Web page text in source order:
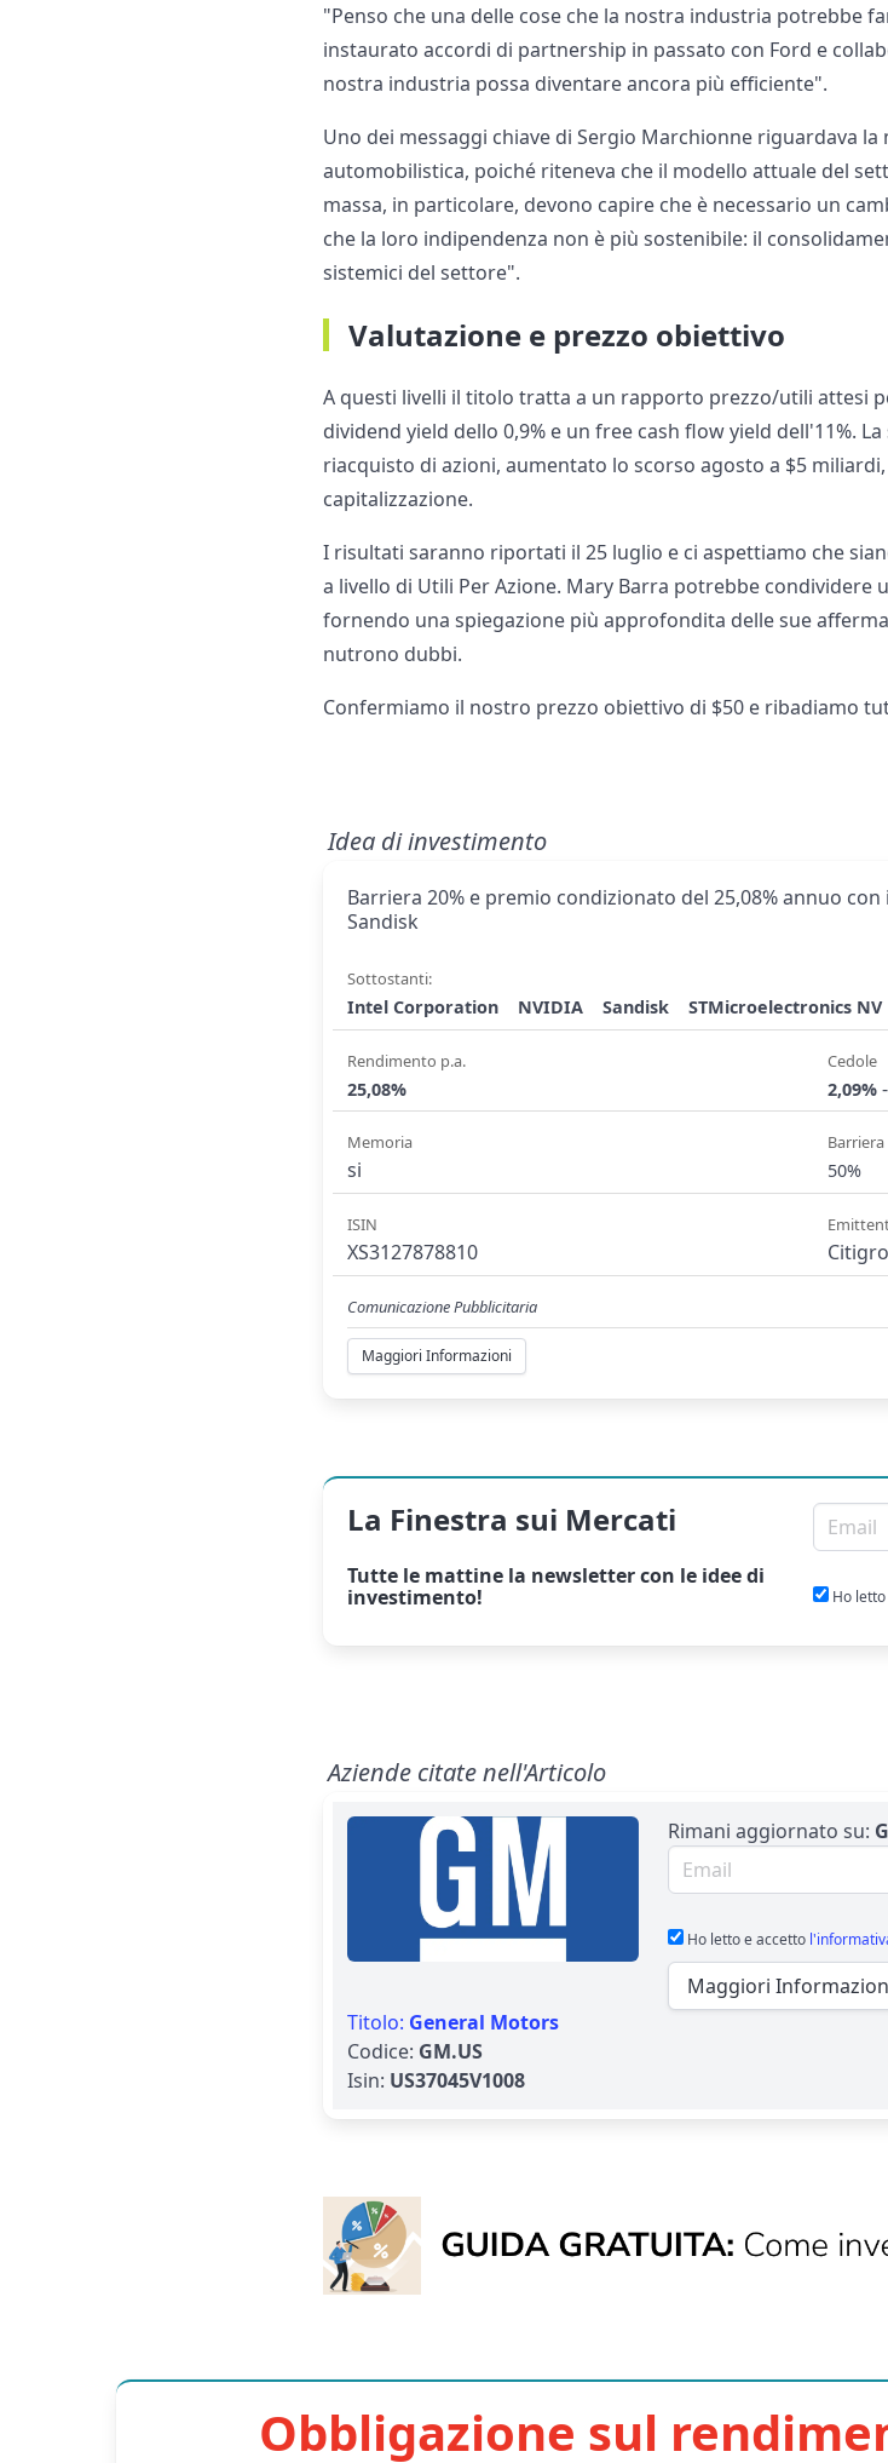
"Penso che una delle cose che la nostra industria potrebbe
instaurato accordi di partnership in passato con Ford e
nostra industria possa diventare ancora più efficiente".
Uno dei messaggi chiave di Sergio Marchionne riguardava
automobilistica, poiché riteneva che il modello attuale del
massa, in particolare, devono capire che è necessario un
che la loro indipendenza non è più sostenibile: il
sistemici del settore".
Valutazione e prezzo obiettivo
A questi livelli il titolo tratta a un rapporto prezzo/utili attesi
dividend yield dello 0,9% e un free cash flow yield dell'11%.
riacquisto di azioni, aumentato lo scorso agosto a $5
capitalizzazione.
I risultati saranno riportati il 25 luglio e ci aspettiamo che
a livello di Utili Per Azione. Mary Barra potrebbe
fornendo una spiegazione più approfondita delle sue
nutrono dubbi.
Confermiamo il nostro prezzo obiettivo di $50 e ribadiamo
Idea di investimento
Barriera 20% e premio condizionato del 25,08% annuo
Sandisk
Sottostanti:
Intel Corporation NVIDIA Sandisk STMicroelectronics NV
Rendimento p.a.
25,08%
Cedole
2,09% -
Memoria
si 50%
ISIN
XS3127878810
Comunicazione Pubblicitaria
Maggiori Informazioni
La Finestra sui Mercati
Tutte le mattine la newslettercon le idee di
investimento!
Email
Ho
Aziende citate nell'Articolo
Titolo: General Motors
Codice: GM.US
Isin: US37045V1008
Rimani aggiornato su:
Email per newsletter
Ho letto e accetto
Maggiori
Obbligazione sul